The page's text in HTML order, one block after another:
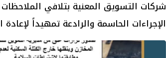
شركات التسويق المعنية بتلافي
الإجراءات الحاسمة والرادعة تمهيداً